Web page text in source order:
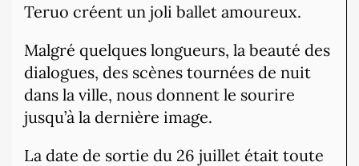
Teruo créent un joli ballet amoureux.
Malgré quelques longueurs, la beauté des
dialogues, des scènes tournées de nuit
dans la ville, nous donnent le sourire
jusqu’à la dernière image.
La date de sortie du 26 juillet était toute